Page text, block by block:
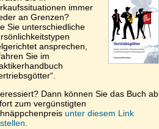
immer
an Grenzen?
Sie unterschiedliche
ansprechen,
Sie im
Dann können Sie das Buch ab
zum vergünstigten
unter diesem Link